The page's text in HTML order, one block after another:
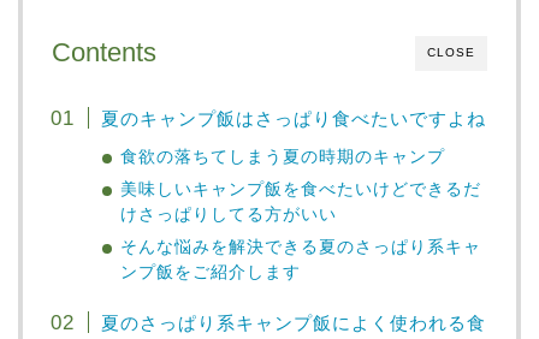
CLOSE
Contents
夏のキャンプ飯はさっぱり食べたいですよね
食欲の落ちてしまう夏の時期のキャンプ
美味しいキャンプ飯を食べたいけどできるだ
けさっぱりしてる方がいい
そんな悩みを解決できる夏のさっぱり系キャ
ンプ飯をご紹介します
夏のさっぱり系キャンプ飯によく使われる食